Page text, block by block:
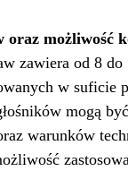
oraz możliwość
zawiera od 8 do
w suficie
mogą
warunków